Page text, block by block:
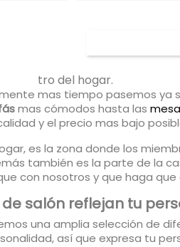
tro del hogar.
mas tiempo pasemos ya
mas cómodos hasta las
y el precio mas bajo
es la zona donde los
también es la parte de la
con nosotros y que haga
de salón reflejan tu
una amplia selección de
así que expresa tu